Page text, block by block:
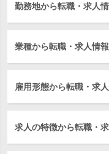
勤務地から転職・求人
業種から転職・求人情
雇用形態から転職・求
求人の特徴から転職・